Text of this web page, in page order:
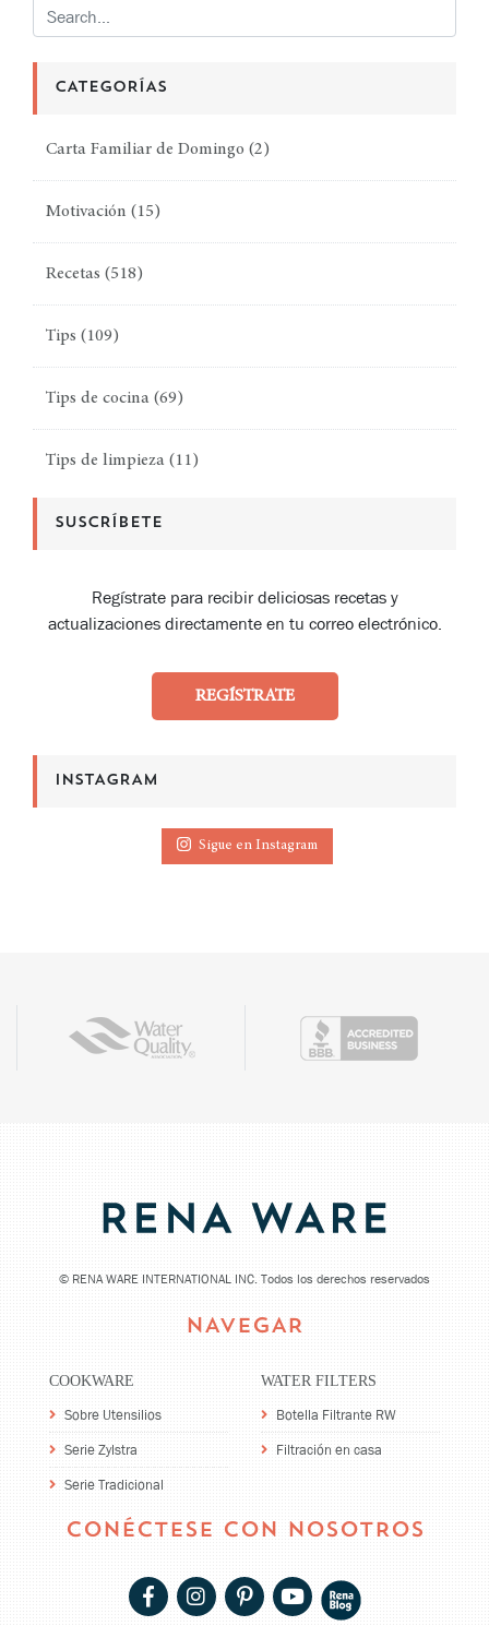
CATEGORÍAS
Carta Familiar de Domingo (2)
Motivación (15)
Recetas (518)
Tips (109)
Tips de cocina (69)
Tips de limpieza (11)
SUSCRÍBETE
Regístrate para recibir deliciosas recetas y
actualizaciones directamente en tu correo electrónico.
REGÍSTRATE
INSTAGRAM
Sigue en Instagram
© RENA WARE INTERNATIONAL INC. Todos los derechos reservados
NAVEGAR
COOKWARE
Sobre Utensilios
Serie Zylstra
Serie Tradicional
WATER FILTERS
Botella Filtrante RW
Filtración en casa
CONÉCTESE CON NOSOTROS